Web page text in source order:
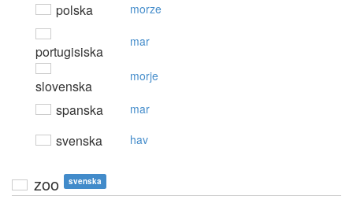
polska morze
portugisiska
mar
slovenska
morje
spanska mar
svenska hav
zoo svenska